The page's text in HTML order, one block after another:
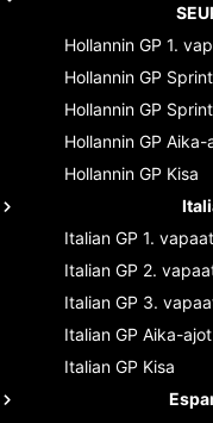
Hollannin GP 1.
Hollannin GP
Hollannin GP Sprint
Hollannin GP Aika-
Hollannin GP Kisa
Italian GP 1.
Italian GP 2.
Italian GP 3.
Italian GP Aika-ajot
Italian GP Kisa